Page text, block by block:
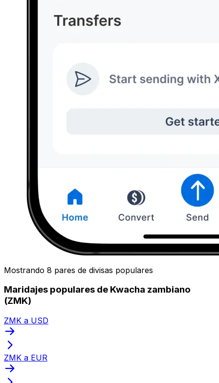
Mostrando 8 pares de divisas populares
Maridajes populares de Kwacha zambiano
(ZMK)
ZMK a USD
ZMK a EUR